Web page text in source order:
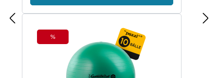
Rabatt
%